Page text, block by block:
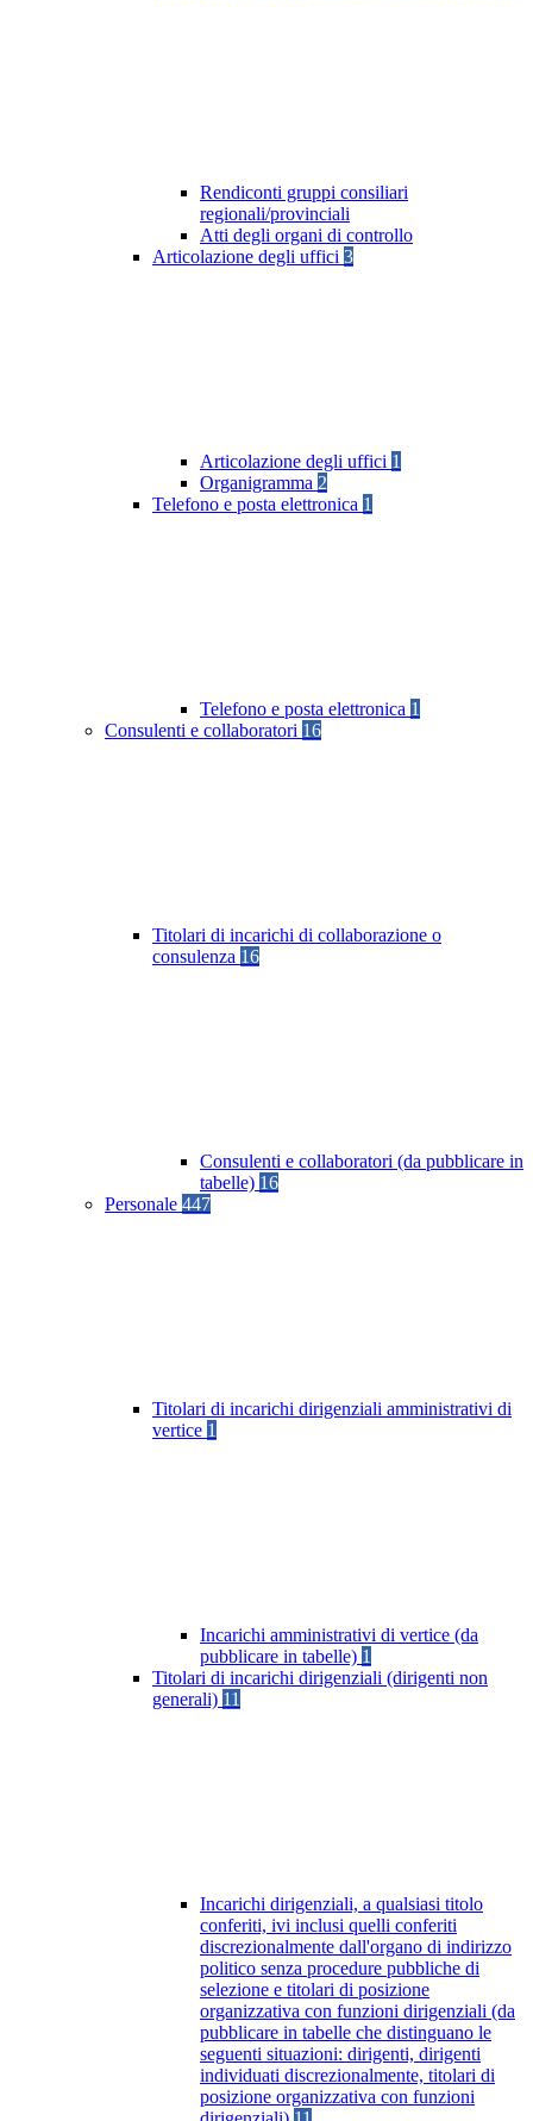
Rendiconti gruppi consiliari
regionali/provinciali
Atti degli organi di controllo
Articolazione degli uffici 3
Articolazione degli uffici 1
Organigramma 2
Telefono e posta elettronica 1
Telefono e posta elettronica 1
Consulenti e collaboratori 16
Titolari di incarichi di collaborazione o
consulenza 16
Consulenti e collaboratori (da pubblicare in
tabelle) 16
Personale 447
Titolari di incarichi dirigenziali amministrativi di
vertice 1
Incarichi amministrativi di vertice (da
pubblicare in tabelle) 1
Titolari di incarichi dirigenziali (dirigenti non
generali) 11
Incarichi dirigenziali, a qualsiasi titolo
conferiti, ivi inclusi quelli conferiti
discrezionalmente dall'organo di indirizzo
politico senza procedure pubbliche di
selezione e titolari di posizione
organizzativa con funzioni dirigenziali (da
pubblicare in tabelle che distinguano le
seguenti situazioni: dirigenti, dirigenti
individuati discrezionalmente, titolari di
posizione organizzativa con funzioni